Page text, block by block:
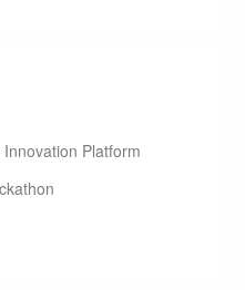
Platform